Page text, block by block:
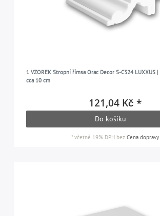
1 VZOREK Stropní římsa Orac Decor S-C324 LUXXUS
cca 10 cm
121,04 Kč *
Do košíku
*včetně 19% DPHbez Cena dopravy